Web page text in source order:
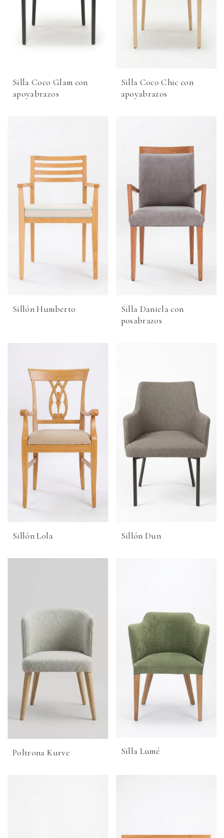
Silla Coco Glam con
apoyabrazos
Silla Coco Chic con
apoyabrazos
Sillón Humberto
Silla Daniela con
posabrazos
Sillón Lola Sillón Dun
Poltrona Kurve Silla Lumé